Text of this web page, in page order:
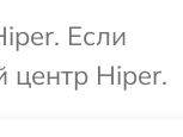
Если
центр Hiper.